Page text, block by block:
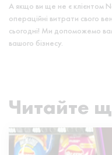
А якщо ви ще не є клієнтом
операційні витрати свого
сьогодні! Ми допоможемо
вашого бізнесу.
Читайте